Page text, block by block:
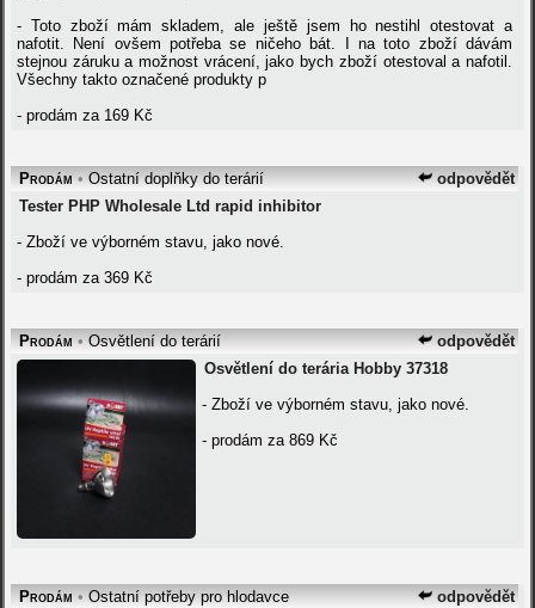
- Toto zboží mám skladem, ale ještě jsem ho nestihl otestovat a
nafotit. Není ovšem potřeba se ničeho bát. I na toto zboží dávám
stejnou záruku a možnost vrácení, jako bych zboží otestoval a nafotil.
Všechny takto označené produkty p
- prodám za 169 Kč
odpovědět
Prodám •Ostatní doplňky do terárií
Tester PHP Wholesale Ltd rapid inhibitor
- Zboží ve výborném stavu, jako nové.
- prodám za 369 Kč
odpovědět
Prodám •Osvětlení do terárií
Osvětlení do terária Hobby 37318
- Zboží ve výborném stavu, jako nové.
- prodám za 869 Kč
odpovědět
Prodám •Ostatní potřeby pro hlodavce